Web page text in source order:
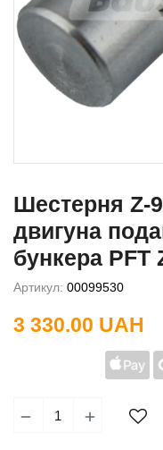
Шестерня Z-
двигуна
бункера PFT
Артикул: 00099530
3 330.00 UAH